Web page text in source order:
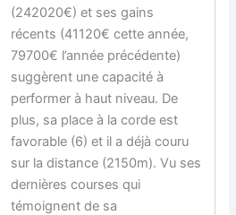
(242020€) et ses gains
récents (41120€ cette année,
79700€ l’année précédente)
suggèrent une capacité à
performer à haut niveau. De
plus, sa place à la corde est
favorable (6) et il a déjà couru
sur la distance (2150m). Vu ses
dernières courses qui
témoignent de sa